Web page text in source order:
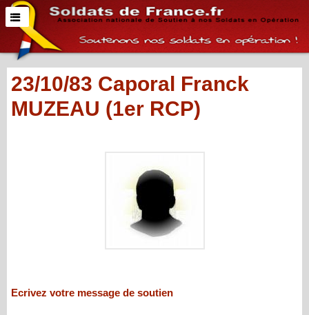
23/10/83 Caporal Franck
MUZEAU (1er RCP)
Ecrivez votre message de soutien